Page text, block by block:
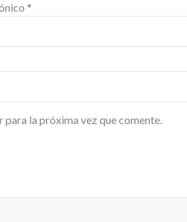
*
la próxima vez que comente.